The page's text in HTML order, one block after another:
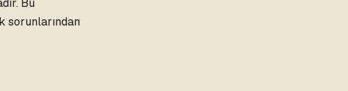
Bu
sorunlarından